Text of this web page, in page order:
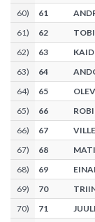
60) 61
61) 62
62) 63
63) 64
64) 65
65) 66
66) 67
67) 68
68) 69
69) 70
70) 71